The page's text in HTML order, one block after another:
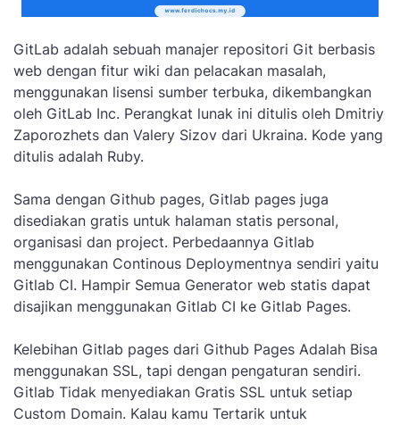
GitLab adalah sebuah manajer repositori Git berbasis
web dengan fitur wiki dan pelacakan masalah,
menggunakan lisensi sumber terbuka, dikembangkan
oleh GitLab Inc. Perangkat lunak ini ditulis oleh Dmitriy
Zaporozhets dan Valery Sizov dari Ukraina. Kode yang
ditulis adalah Ruby.
Sama dengan Github pages, Gitlab pages juga
disediakan gratis untuk halaman statis personal,
organisasi dan project. Perbedaannya Gitlab
menggunakan Continous Deploymentnya sendiri yaitu
Gitlab CI. Hampir Semua Generator web statis dapat
disajikan menggunakan Gitlab CI ke Gitlab Pages.
Kelebihan Gitlab pages dari Github Pages Adalah Bisa
menggunakan SSL, tapi dengan pengaturan sendiri.
Gitlab Tidak menyediakan Gratis SSL untuk setiap
Custom Domain. Kalau kamu Tertarik untuk